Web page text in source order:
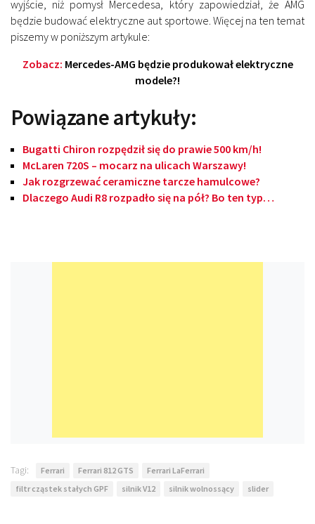
wyjście, niż pomysł Mercedesa, który zapowiedział, że AMG
będzie budować elektryczne aut sportowe. Więcej na ten temat
piszemy w poniższym artykule:
Zobacz: Mercedes-AMG będzie produkował elektryczne
modele?!
Powiązane artykuły:
Bugatti Chiron rozpędził się do prawie 500 km/h!
McLaren 720S – mocarz na ulicach Warszawy!
Jak rozgrzewać ceramiczne tarcze hamulcowe?
Dlaczego Audi R8 rozpadło się na pół? Bo ten typ…
Tagi: Ferrari Ferrari 812 GTS
Ferrari LaFerrari
filtr cząstek stałych GPF
silnik V12 silnik wolnossący slider